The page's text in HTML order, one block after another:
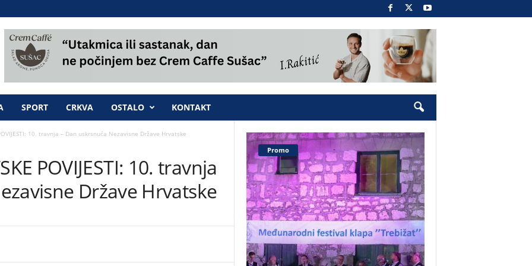
SPORT CRKVA OSTALO KONTAKT
10. travnja – Dan uskrsnuća Nezavisne Države Hrvatske
POVIJESTI: 10. travnja
Države Hrvatske
Promo